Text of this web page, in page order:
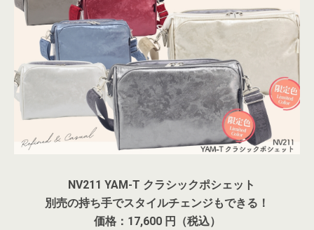
NV211 YAM-T クラシックポシェット
別売の持ち手でスタイルチェンジもできる！
価格：17,600 円（税込）